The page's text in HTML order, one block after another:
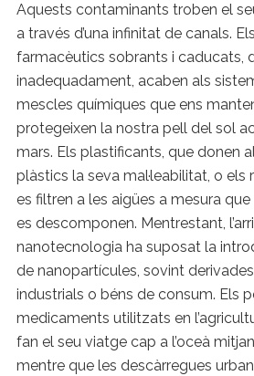
Aquests contaminants troben el
a través d’una infinitat de canals.
farmacèutics sobrants i caducats,
inadequadament, acaben als
mescles químiques que ens
protegeixen la nostra pell del sol
mars. Els plastificants, que donen
plàstics la seva mal·leabilitat, o els
es filtren a les aigües a mesura
es descomponen. Mentrestant,
nanotecnologia ha suposat la
de nanopartícules, sovint
industrials o béns de consum. Els
medicaments utilitzats en
fan el seu viatge cap a l’oceà
mentre que les descàrregues